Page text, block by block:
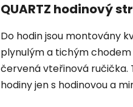
QUARTZ hodinový
Do hodin jsou montovány
plynulým a tichým
červená vteřinová ručička.
hodiny jen s hodinovou a